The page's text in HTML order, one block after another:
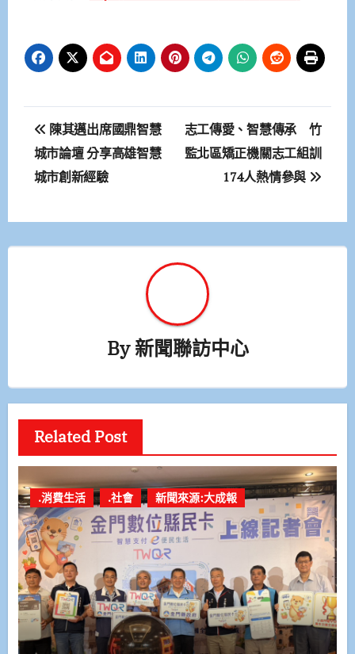
文
章
導
覽
陳其邁出席國鼎智慧
城市論壇 分享高雄智慧
城市創新經驗
志工傳愛、智慧傳承 竹
監北區矯正機關志工組訓
174人熱情參與
By新聞聯訪中心
Related Post
.消費生活 .社會 新聞來源:大成報